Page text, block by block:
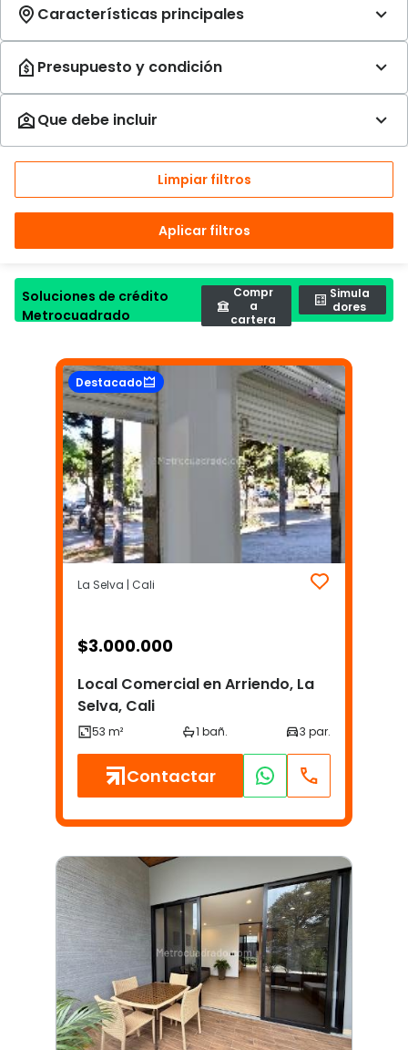
Limpiar filtros
Aplicar filtros
Soluciones de crédito
Metrocuadrado
Compr
a
cartera
Simula
dores
Destacado
La Selva | Cali
$3.000.000
Local Comercial en Arriendo, La
Selva, Cali
Contactar